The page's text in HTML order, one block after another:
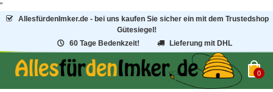
"
AllesfürdenImker.de - bei uns kaufen Sie sicher ein mit dem Trustedshop
Gütesiegel!
60 Tage Bedenkzeit!
Lieferung mit DHL
0